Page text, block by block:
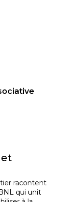
et
racontent
qui unit